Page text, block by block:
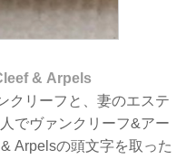
& Arpels
クリーフと、妻のエステ
でヴァンクリーフ&アー
Arpelsの頭文字を取った